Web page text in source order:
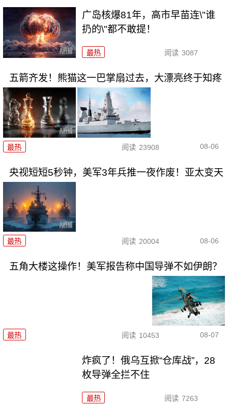
广岛核爆81年，高市早苗连\"谁
扔的\"都不敢提！
最热 阅读 3087
五箭齐发！熊猫这一巴掌扇过去，大漂亮终于知疼
最热 阅读 23908 08-06
央视短短5秒钟，美军3年兵推一夜作废！亚太变天
最热 阅读 20004 08-06
五角大楼这操作！美军报告称中国导弹不如伊朗？
最热 阅读 10453 08-07
炸疯了！俄乌互掀“仓库战”，28
枚导弹全拦不住
最热 阅读 7263